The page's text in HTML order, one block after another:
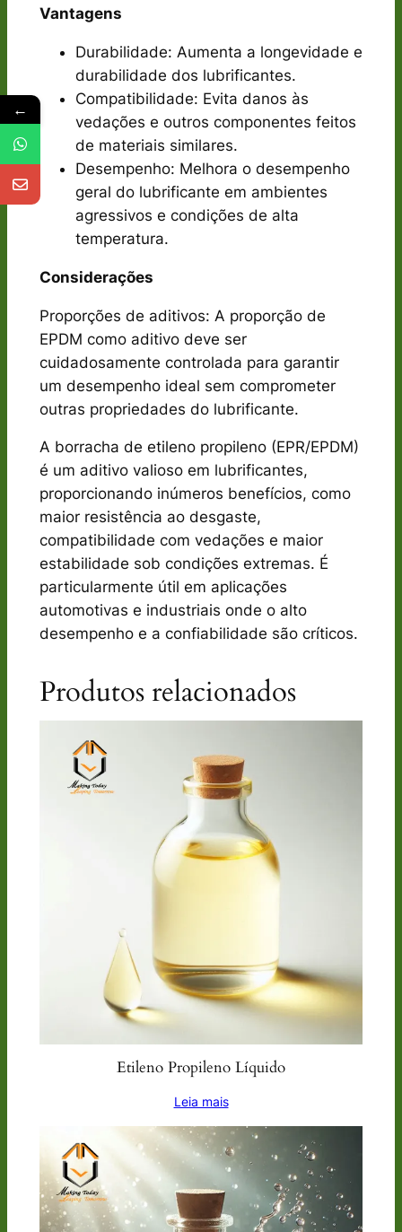
Vantagens
Durabilidade: Aumenta a longevidade e
durabilidade dos lubrificantes.
Compatibilidade: Evita danos às
vedações e outros componentes feitos
de materiais similares.
Desempenho: Melhora o desempenho
geral do lubrificante em ambientes
agressivos e condições de alta
temperatura.
Considerações
Proporções de aditivos: A proporção de
EPDM como aditivo deve ser
cuidadosamente controlada para garantir
um desempenho ideal sem comprometer
outras propriedades do lubrificante.
A borracha de etileno propileno (EPR/EPDM)
é um aditivo valioso em lubrificantes,
proporcionando inúmeros benefícios, como
maior resistência ao desgaste,
compatibilidade com vedações e maior
estabilidade sob condições extremas. É
particularmente útil em aplicações
automotivas e industriais onde o alto
desempenho e a confiabilidade são críticos.
Produtos relacionados
Etileno Propileno Líquido
Leia mais
←